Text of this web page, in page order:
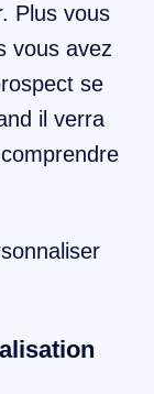
Plus vous
vous avez
se
il verra